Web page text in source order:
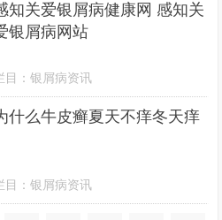
知关爱银屑病健康网 感知关
银屑病网站
目：银屑病资讯
什么牛皮癣夏天不痒冬天痒
目：银屑病资讯